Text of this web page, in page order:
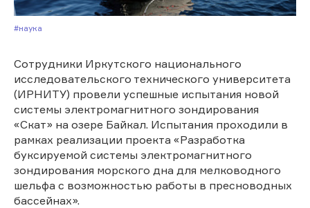
#Наука
Сотрудники Иркутского национального
исследовательского технического университета
(ИРНИТУ) провели успешные испытания новой
системы электромагнитного зондирования
«Скат» на озере Байкал. Испытания проходили в
рамках реализации проекта «Разработка
буксируемой системы электромагнитного
зондирования морского дна для мелководного
шельфа с возможностью работы в пресноводных
бассейнах».